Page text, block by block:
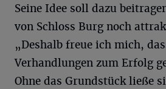
Seine Idee soll dazu
von Schloss Burg noch
„Deshalb freue ich mich,
Verhandlungen zum Erfolg
Ohne das Grundstück ließe